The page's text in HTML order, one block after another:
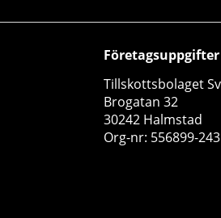
33
Företagsuppgifter
Tillskottsbolaget
Brogatan 32
30242 Halmstad
Org-nr: 556899-